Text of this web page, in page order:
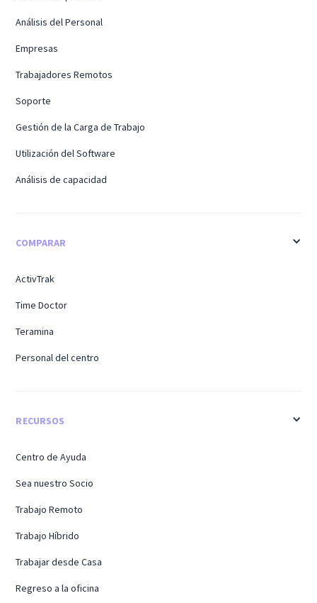
Análisis del Personal
Empresas
Trabajadores Remotos
Soporte
Gestión de la Carga de Trabajo
Utilización del Software
Análisis de capacidad
COMPARAR
ActivTrak
Time Doctor
Teramina
Personal del centro
RECURSOS
Centro de Ayuda
Sea nuestro Socio
Trabajo Remoto
Trabajo Híbrido
Trabajar desde Casa
Regreso a la oficina